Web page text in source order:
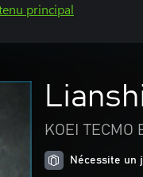
principal
KOEI TECMO
Nécessite un